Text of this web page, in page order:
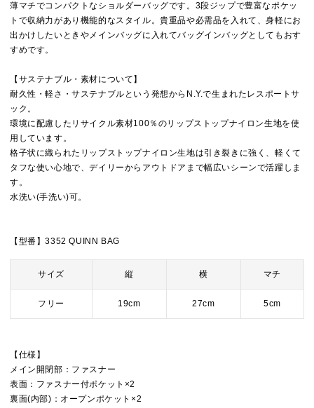
薄マチでコンパクトなショルダーバッグです。3段ジップで豊富なポケッ
トで収納力があり機能的なスタイル。貴重品や必需品を入れて、身軽にお
出かけしたいときやメインバッグに入れてバッグインバッグとしてもおす
すめです。
【サステナブル・素材について】
耐久性・軽さ・サステナブルという発想からN.Y.で生まれたレスポートサ
ック。
環境に配慮したリサイクル素材100％のリップストップナイロン生地を使
用しています。
格子状に織られたリップストップナイロン生地は引き裂きに強く、軽くて
タフな使い心地で、デイリーからアウトドアまで幅広いシーンで活躍しま
す。
水洗い(手洗い)可。
【型番】3352 QUINN BAG
サイズ 縦 横 マチ
フリー 19cm 27cm 5cm
【仕様】
メイン開閉部：ファスナー
表面：ファスナー付ポケット×2
裏面(内部)：オープンポケット×2